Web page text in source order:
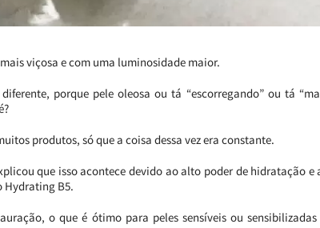
viçosa e com uma luminosidade maior.
porque pele oleosa ou tá “escorregando” ou tá
produtos, só que a coisa dessa vez era constante.
que isso acontece devido ao alto poder de hidratação
Hydrating B5.
o que é ótimo para peles sensíveis ou